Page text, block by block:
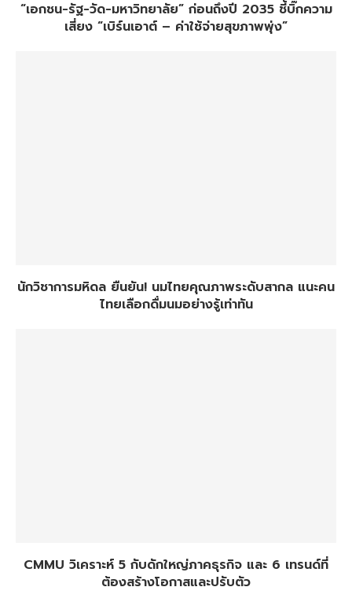
“เอกชน-รัฐ-วัด-มหาวิทยาลัย” ก่อนถึงปี 2035 ชี้บิ๊กความ
เสี่ยง “เบิร์นเอาต์ – ค่าใช้จ่ายสุขภาพพุ่ง”
นักวิชาการมหิดล ยืนยัน! นมไทยคุณภาพระดับสากล แนะคน
ไทยเลือกดื่มนมอย่างรู้เท่าทัน
CMMU วิเคราะห์ 5 กับดักใหญ่ภาคธุรกิจ และ 6 เทรนด์ที่
ต้องสร้างโอกาสและปรับตัว